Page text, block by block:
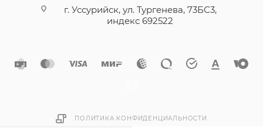
г. Уссурийск, ул. Тургенева, 73БС3,
индекс 692522
ПОЛИТИКА КОНФИДЕНЦИАЛЬНОСТИ